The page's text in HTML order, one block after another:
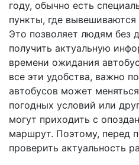
году, обычно есть
пункты, где вывешиваются
Это позволяет людям без
получить актуальную
времени ожидания
все эти удобства, важно
автобусов может
погодных условий или
могут приходить с
маршрут. Поэтому, перед
проверить актуальность